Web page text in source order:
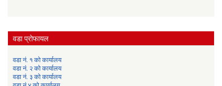
वडा प्रोफायल
वडा नं. १ को कार्यालय
वडा नं. २ को कार्यालय
वडा नं. ३ को कार्यालय